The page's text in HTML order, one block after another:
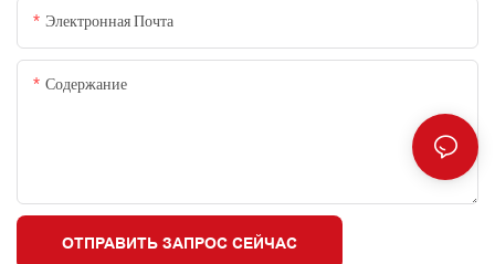
Электронная Почта
Содержание
ОТПРАВИТЬ ЗАПРОС СЕЙЧАС